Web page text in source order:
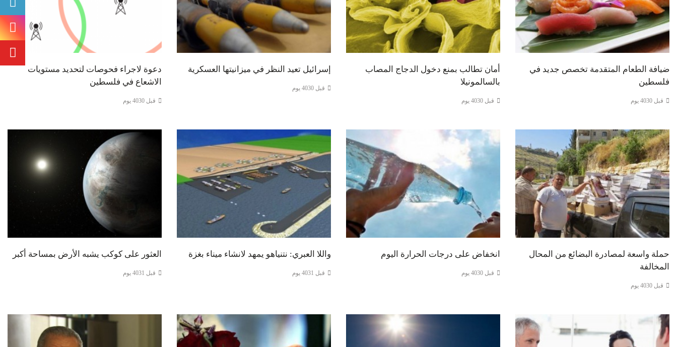
ضيافة الطعام المتقدمة تخصص جديد في
فلسطين
قبل 4030 يوم
أمان تطالب بمنع دخول الدجاج المصاب
بالسالمونيلا
قبل 4030 يوم
إسرائيل تعيد النظر في ميزانيتها العسكرية
قبل 4030 يوم
دعوة لاجراء فحوصات لتحديد مستويات
الاشعاع في فلسطين
قبل 4030 يوم
حملة واسعة لمصادرة البضائع من المحال
المخالفة
قبل 4030 يوم
انخفاض على درجات الحرارة اليوم
قبل 4030 يوم
واللا العبري: نتنياهو يمهد لانشاء ميناء بغزة
قبل 4031 يوم
العثور على كوكب يشبه الأرض بمساحة أكبر
قبل 4031 يوم